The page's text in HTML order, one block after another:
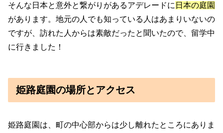
そんな日本と意外と繋がりがあるアデレードに 日本の庭園
があります。地元の人でも知っている人はあまりいないの
ですが、訪れた人からは素敵だったと聞いたので、留学中
に行きました！
姫路庭園の場所とアクセス
姫路庭園は、町の中心部からは少し離れたところにありま